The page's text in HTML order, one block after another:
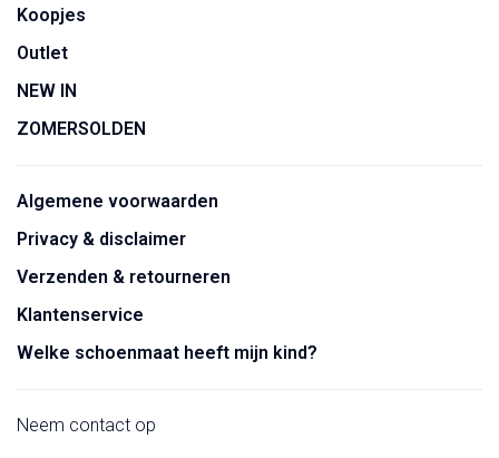
Koopjes
Outlet
NEW IN
ZOMERSOLDEN
Algemene voorwaarden
Privacy & disclaimer
Verzenden & retourneren
Klantenservice
Welke schoenmaat heeft mijn kind?
Neem contact op